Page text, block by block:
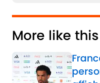
More like this